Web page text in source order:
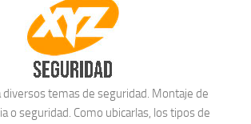
diversos temas de seguridad. Montaje de
o seguridad. Como ubicarlas, los tipos de